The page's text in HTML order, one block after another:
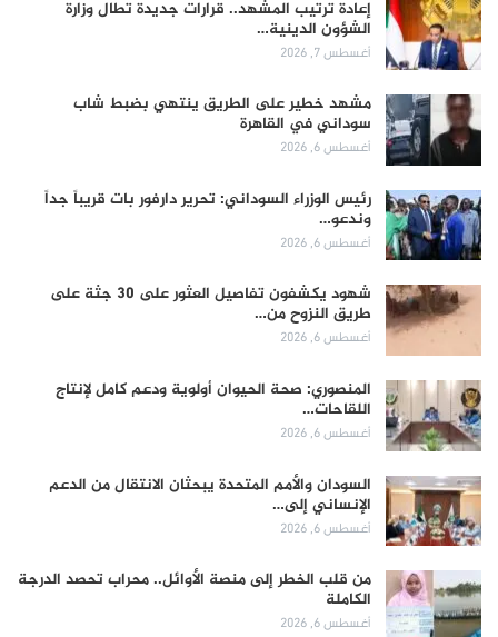
إعادة ترتيب المشهد.. قرارات جديدة تطال وزارة
الشؤون الدينية…
أغسطس 7, 2026
مشهد خطير على الطريق ينتهي بضبط شاب
سوداني في القاهرة
أغسطس 6, 2026
رئيس الوزراء السوداني: تحرير دارفور بات قريباً جداً
وندعو…
أغسطس 6, 2026
شهود يكشفون تفاصيل العثور على 30 جثة على
طريق النزوح من…
أغسطس 6, 2026
المنصوري: صحة الحيوان أولوية ودعم كامل لإنتاج
اللقاحات…
أغسطس 6, 2026
السودان والأمم المتحدة يبحثان الانتقال من الدعم
الإنساني إلى…
أغسطس 6, 2026
من قلب الخطر إلى منصة الأوائل.. محراب تحصد الدرجة
الكاملة
أغسطس 6, 2026